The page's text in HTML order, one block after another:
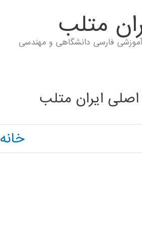
متلب
فارسی دانشگاهی و مهندسی
ایران متلب
خانه